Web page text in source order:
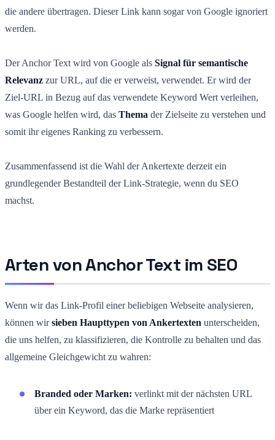
die andere übertragen. Dieser Link kann sogar von Google ignoriert
werden.
Der Anchor Text wird von Google als Signal für semantische
Relevanz zur URL, auf die er verweist, verwendet. Er wird der
Ziel-URL in Bezug auf das verwendete Keyword Wert verleihen,
was Google helfen wird, das Thema der Zielseite zu verstehen und
somit ihr eigenes Ranking zu verbessern.
Zusammenfassend ist die Wahl der Ankertexte derzeit ein
grundlegender Bestandteil der Link-Strategie, wenn du SEO
machst.
Arten von Anchor Text im SEO
Wenn wir das Link-Profil einer beliebigen Webseite analysieren,
können wirsieben Haupttypen von Ankertexten unterscheiden,
die uns helfen, zu klassifizieren, die Kontrolle zu behalten und das
allgemeine Gleichgewicht zu wahren:
Branded oder Marken: verlinkt mit der nächsten URL
über ein Keyword, das die Marke repräsentiert